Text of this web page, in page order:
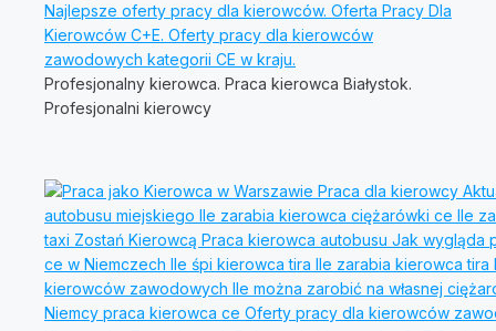
Profesjonalny kierowca. Praca kierowca Białystok.
Profesjonalni kierowcy